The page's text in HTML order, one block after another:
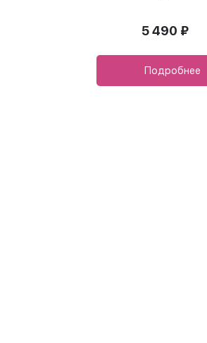
5 490 ₽
Подробнее